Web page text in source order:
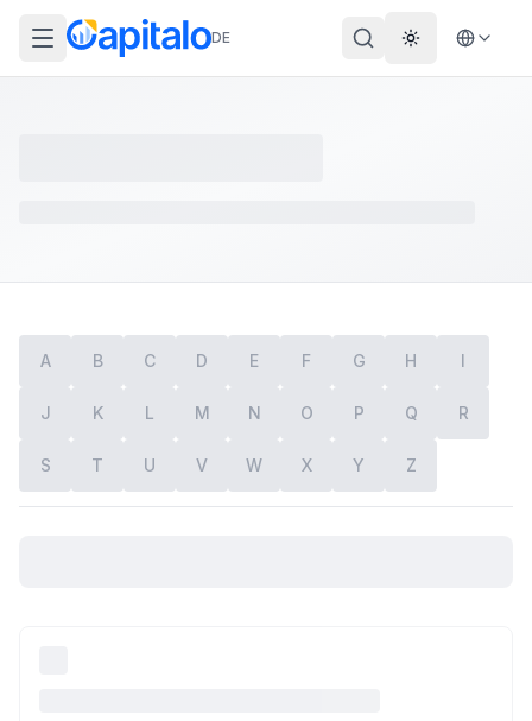
DE Theme
A B C D E F G H I
J K L M N O P Q R
S T U V W X Y Z